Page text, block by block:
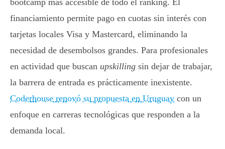
bootcamp más accesible de todo el ranking. El
financiamiento permite pago en cuotas sin interés con
tarjetas locales Visa y Mastercard, eliminando la
necesidad de desembolsos grandes. Para profesionales
en actividad que buscan upskilling sin dejar de trabajar,
la barrera de entrada es prácticamente inexistente.
Coderhouse renovó su propuesta en Uruguay con un
enfoque en carreras tecnológicas que responden a la
demanda local.